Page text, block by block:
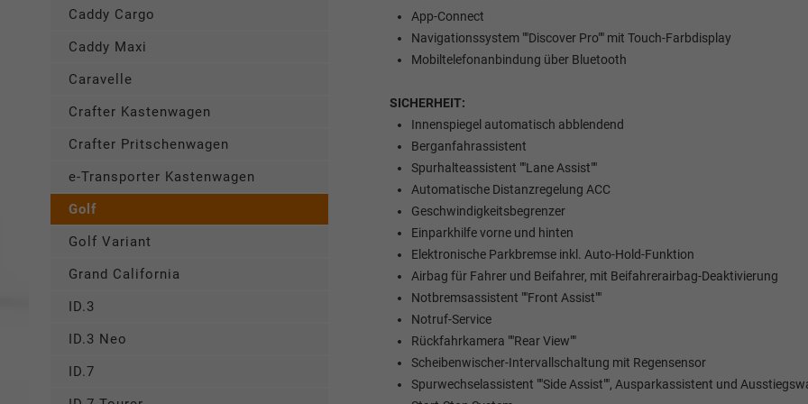
App-Connect
Navigationssystem ""Discover Pro"" mit Touch-Farbdisplay
Mobiltelefonanbindung über Bluetooth
SICHERHEIT:
Innenspiegel automatisch abblendend
Berganfahrassistent
Spurhalteassistent ""Lane Assist""
Automatische Distanzregelung ACC
Geschwindigkeitsbegrenzer
Einparkhilfe vorne und hinten
Elektronische Parkbremse inkl. Auto-Hold-Funktion
Airbag für Fahrer und Beifahrer, mit Beifahrerairbag-Deaktivierung
Notbremsassistent ""Front Assist""
Notruf-Service
Rückfahrkamera ""Rear View""
Scheibenwischer-Intervallschaltung mit Regensensor
Spurwechselassistent ""Side Assist"", Ausparkassistent und
Caddy Cargo
Caddy Maxi
Caravelle
Crafter Kastenwagen
Crafter Pritschenwagen
e-Transporter Kastenwagen
Golf
Golf Variant
Grand California
ID.3
ID.3 Neo
ID.7